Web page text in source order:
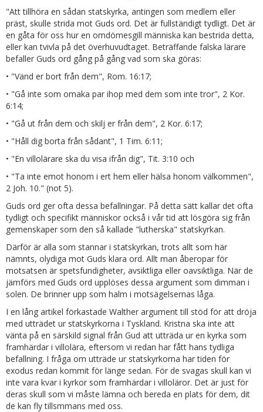
"Att tillhöra en sådan statskyrka, antingen som medlem eller
präst, skulle strida mot Guds ord. Det är fullständigt tydligt. Det är
en gåta för oss hur en omdömesgill människa kan bestrida detta,
eller kan tvivla på det överhuvudtaget. Beträffande falska lärare
befaller Guds ord gång på gång vad som ska göras:
• "Vänd er bort från dem", Rom. 16:17;
• "Gå inte som omaka par ihop med dem som inte tror", 2 Kor.
6:14;
• "Gå ut från dem och skilj er från dem", 2 Kor. 6:17;
• "Håll dig borta från sådant", 1 Tim. 6:11;
• "En villolärare ska du visa ifrån dig", Tit. 3:10 och
• "Ta inte emot honom i ert hem eller hälsa honom välkommen",
2 Joh. 10." (not 5).
Guds ord ger ofta dessa befallningar. På detta sätt kallar det ofta
tydligt och specifikt människor också i vår tid att lösgöra sig från
gemenskaper som den så kallade "lutherska" statskyrkan.
Därför är alla som stannar i statskyrkan, trots allt som här
nämnts, olydiga mot Guds klara ord. Allt man åberopar för
motsatsen är spetsfundigheter, avsiktliga eller oavsiktliga. När de
jämförs med Guds ord upplöses dessa argument som dimman i
solen. De brinner upp som halm i motsägelsernas låga.
I en lång artikel förkastade Walther argument till stöd för att dröja
med utträdet ur statskyrkorna i Tyskland. Kristna ska inte att
vänta på en särskild signal från Gud att utträda ur en kyrka som
framhärdar i villolära, eftersom vi redan har fått hans tydliga
befallning. I fråga om utträde ur statskyrkorna har tiden för
exodus redan kommit för länge sedan. För de svagas skull kan vi
inte vara kvar i kyrkor som framhärdar i villoläror. Det är just för
deras skull som vi måste lämna och bereda en plats för dem, dit
de kan fly tillsmmans med oss.